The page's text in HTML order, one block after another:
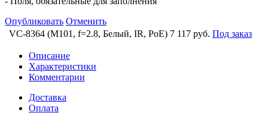
Опубликовать Отменить
VC-8364 (M101, f=2.8, Белый, IR, PoE) 7 117 руб. Под заказ
Описание
Характеристики
Комментарии
Доставка
Оплата